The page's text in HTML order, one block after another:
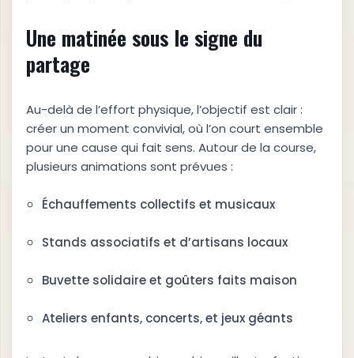
Une matinée sous le signe du
partage
Au-delà de l’effort physique, l’objectif est clair :
créer un moment convivial, où l’on court ensemble
pour une cause qui fait sens. Autour de la course,
plusieurs animations sont prévues :
Échauffements collectifs et musicaux
Stands associatifs et d’artisans locaux
Buvette solidaire et goûters faits maison
Ateliers enfants, concerts, et jeux géants